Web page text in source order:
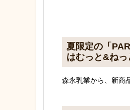
夏限定の「
はむっと&ねっ
森永乳業から、新商